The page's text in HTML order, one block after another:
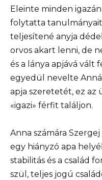
Eleinte minden
folytatta tanulmányait
teljesítené anyja
orvos akart lenni, de
és a lánya apjává vált
egyedül nevelte
apja szeretetét, ez az
«igazi» férfit találjon.
Anna számára
egy hiányzó apa
stabilitás és a család
szül, teljes jogú